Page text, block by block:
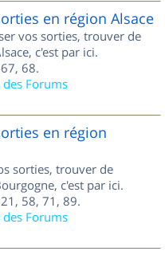
en région Alsace
vos sorties, trouver de
c'est par ici.
68.
Forums
en région
sorties, trouver de
c'est par ici.
58, 71, 89.
Forums